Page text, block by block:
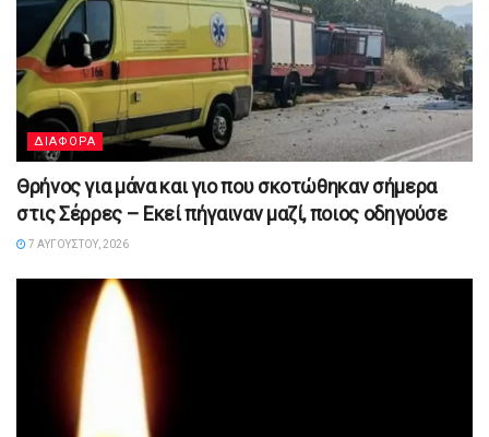
ΔΙΑΦΟΡΑ
Θρήνος για μάνα και γιο που σκοτώθηκαν σήμερα
στις Σέρρες – Εκεί πήγαιναν μαζί, ποιος οδηγούσε
7 ΑΥΓΟΎΣΤΟΥ, 2026